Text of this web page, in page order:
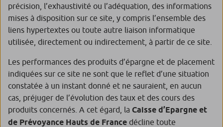
précision, l’exhaustivité ou l’adéquation, des informations
mises à disposition sur ce site, y compris l’ensemble des
liens hypertextes ou toute autre liaison informatique
utilisée, directement ou indirectement, à partir de ce site.
Les performances des produits d’épargne et de placement
indiquées sur ce site ne sont que le reflet d’une situation
constatée à un instant donné et ne sauraient, en aucun
cas, préjuger de l’évolution des taux et des cours des
produits concernés. A cet égard, la Caisse d’Epargne et
de Prévoyance Hauts de France décline toute